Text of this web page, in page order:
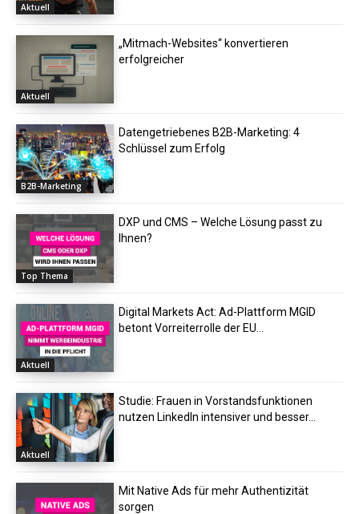
Aktuell
Aktuell
„Mitmach-Websites“ konvertieren
erfolgreicher
B2B-Marketing
Datengetriebenes B2B-Marketing: 4
Schlüssel zum Erfolg
Top Thema
DXP und CMS – Welche Lösung passt zu
Ihnen?
Aktuell
Digital Markets Act: Ad-Plattform MGID
betont Vorreiterrolle der EU...
Aktuell
Studie: Frauen in Vorstandsfunktionen
nutzen LinkedIn intensiver und besser...
Mit Native Ads für mehr Authentizität
sorgen